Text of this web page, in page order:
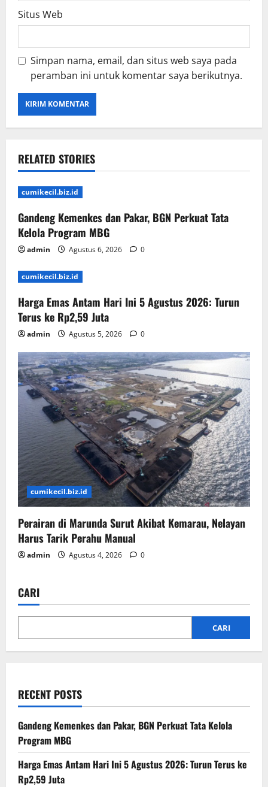
Situs Web
Simpan nama, email, dan situs web saya pada
peramban ini untuk komentar saya berikutnya.
RELATED STORIES
cumikecil.biz.id
Gandeng Kemenkes dan Pakar, BGN Perkuat Tata
Kelola Program MBG
admin Agustus 6, 2026 0
cumikecil.biz.id
Harga Emas Antam Hari Ini 5 Agustus 2026: Turun
Terus ke Rp2,59 Juta
admin Agustus 5, 2026 0
cumikecil.biz.id
Perairan di Marunda Surut Akibat Kemarau, Nelayan
Harus Tarik Perahu Manual
admin Agustus 4, 2026 0
CARI
CARI
RECENT POSTS
Gandeng Kemenkes dan Pakar, BGN Perkuat Tata Kelola
Program MBG
Harga Emas Antam Hari Ini 5 Agustus 2026: Turun Terus ke
Rp2,59 Juta